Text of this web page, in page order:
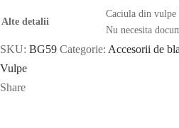
Alte detalii
Caciula din vulpe
Nu necesita
SKU: BG59 Categorie: Accesorii de
Vulpe
Share